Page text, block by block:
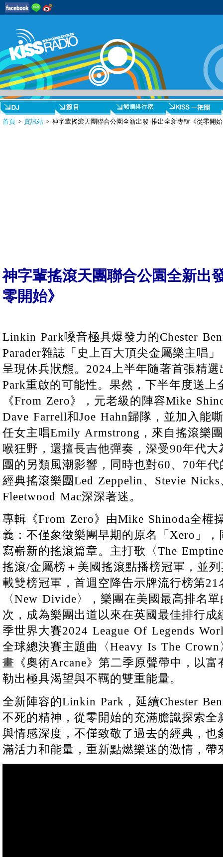
首頁 > 資訊站 > 神字輩搖滾天團聯合公園全新出發 推出全新專輯《從零開
神字輩搖滾天團聯合公園全新出
零開始》
Linkin Park嗓音極具爆發力的Chester
Parader雜誌「史上百大頂尖金屬樂主唱
呈現休兵狀態。2024上半年隨著首張精
Park重啟的可能性。果然，下半年度送上
《From Zero》，元老級的陣容Mike
Dave Farrell和Joe Hahn歸隊，並加入能
任女主唱Emily Armstrong，來自搖滾樂
喉狂野，還擅長吉他彈奏，深受90年代
團的另類風潮影響，同時也對60、70年
經典搖滾樂團Led Zeppelin、Stevie
Fleetwood Mac深深著迷。
專輯《From Zero》由Mike Shinoda全權
義：不僅象徵樂團早期的原名「Xero」
寫嶄新的搖滾篇章。主打歌〈The
搖滾/金屬榜＋美國搖滾點播榜冠軍，並
載雙榜冠軍，首週空降告示牌流行榜第21
〈New Divide〉，樂團在美國最高排名
次，成為樂團出道以來在英國最佳排行成
季世界大賽2024 League Of Legends
全球總決賽主題曲〈Heavy Is The
畫《奧術Arcane》第二季原聲帶中，以
勒出極具渴望與不羈的雙重能量。
全新陣容的Linkin Park，延續Chester
不死的精神，從零開始的充滿膽識探索全
與情感深度，不僅致敬了過去的經典，也
滿活力和能量，重新點燃樂迷的激情，帶